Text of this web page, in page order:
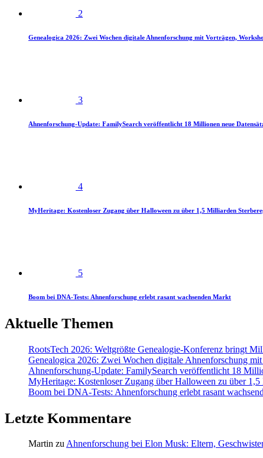
2
Genealogica 2026: Zwei Wochen digitale Ahnenforschung mit Vorträgen,
3
Ahnenforschung-Update: FamilySearch veröffentlicht 18 Millionen neue
4
MyHeritage: Kostenloser Zugang über Halloween zu über 1,5 Milliarden
5
Boom bei DNA-Tests: Ahnenforschung erlebt rasant wachsenden Markt
Aktuelle Themen
RootsTech 2026: Weltgrößte Genealogie-Konferenz bringt
Genealogica 2026: Zwei Wochen digitale Ahnenforschung
Ahnenforschung-Update: FamilySearch veröffentlicht 18
MyHeritage: Kostenloser Zugang über Halloween zu über 1,5
Boom bei DNA-Tests: Ahnenforschung erlebt rasant
Letzte Kommentare
Martin zu Ahnenforschung bei Elon Musk: Eltern,